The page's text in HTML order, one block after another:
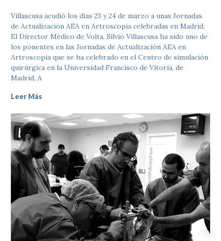
Villascusa acudió los días 23 y 24 de marzo a unas Jornadas
de Actualización AEA en Artroscopia celebradas en Madrid.
El Director Médico de Volta, Silvio Villascusa ha sido uno de
los ponentes en las Jornadas de Actualización AEA en
Artroscopia que se ha celebrado en el Centro de simulación
quirúrgica en la Universidad Francisco de Vitoria, de
Madrid, A
Leer Más